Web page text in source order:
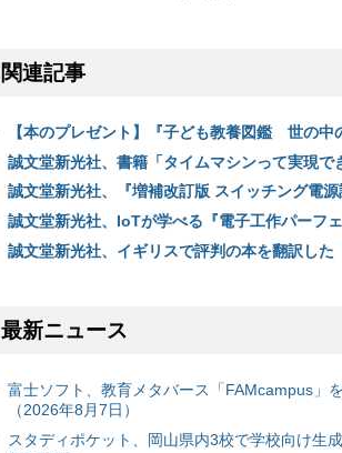
関連記事
【本のプレゼント】『子ども教養図鑑 世の中
誠文堂新光社、書籍「タイムマシンって実現で
誠文堂新光社、『増補改訂版 スイッチング電
誠文堂新光社、IoTが学べる『電子工作パーフ
誠文堂新光社、イギリスで評判の本を翻訳した
最新ニュース
富⼠ソフト、教育メタバース「FAMcampus」
（2026年8月7日）
スタディポケット、岡山県内3校で学校向け生